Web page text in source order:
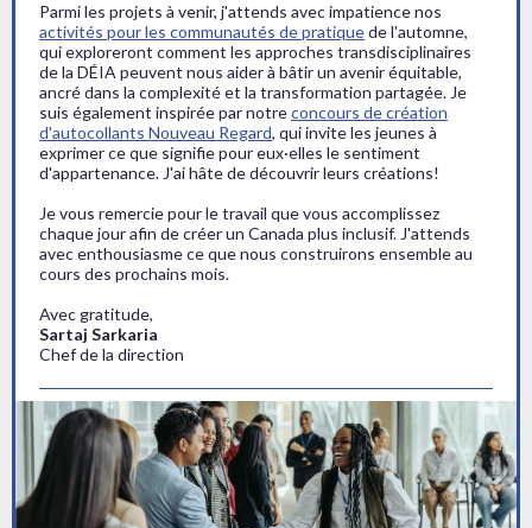
Parmi les projets à venir, j'attends avec impatience nos
activités pour les communautés de pratiquede l'automne,
qui exploreront comment les approches transdisciplinaires
de la DÉIA peuvent nous aider à bâtir un avenir équitable,
ancré dans la complexité et la transformation partagée. Je
suis également inspirée par notreconcours de création
d'autocollants Nouveau Regard, qui invite les jeunes à
exprimer ce que signifie pour eux·elles le sentiment
d'appartenance. J'ai hâte de découvrir leurs créations!
Je vous remercie pour le travail que vous accomplissez
chaque jour afin de créer un Canada plus inclusif. J'attends
avec enthousiasme ce que nous construirons ensemble au
cours des prochains mois.
Avec gratitude,
Sartaj Sarkaria
Chef de la direction